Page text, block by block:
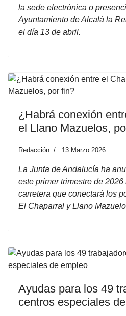
la sede electrónica o
Ayuntamiento de Alcalá la
el día 13 de abril.
¿Habrá conexión
el Llano Mazuelos,
Redacción 13 Marzo 2026
La Junta de Andalucía ha
este primer trimestre de
carretera que conectará los
El Chaparral y Llano
Ayudas para los 49
centros especiales